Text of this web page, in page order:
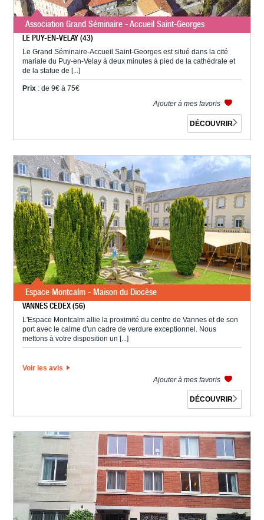
Association Grand Séminaire - Accueil Saint-Georges
LE PUY-EN-VELAY (43)
Le Grand Séminaire-Accueil Saint-Georges est situé dans la cité
mariale du Puy-en-Velay à deux minutes à pied de la cathédrale et
de la statue de [...]
Prix : de 9€ à 75€
Ajouter à mes favoris
DÉCOUVRIR
Espace Montcalm - Maison du Diocèse
VANNES CEDEX (56)
L'Espace Montcalm allie la proximité du centre de Vannes et de son
port avec le calme d'un cadre de verdure exceptionnel. Nous
mettons à votre disposition un [...]
Voir les avis
Ajouter à mes favoris
DÉCOUVRIR